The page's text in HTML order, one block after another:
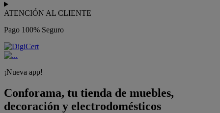
ATENCIÓN AL CLIENTE
Pago 100% Seguro
¡Nueva app!
Conforama, tu tienda de muebles,
decoración y electrodomésticos